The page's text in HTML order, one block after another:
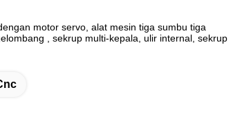
motor servo, alat mesin tiga sumbu tiga
, sekrup multi-kepala, ulir internal, sekrup